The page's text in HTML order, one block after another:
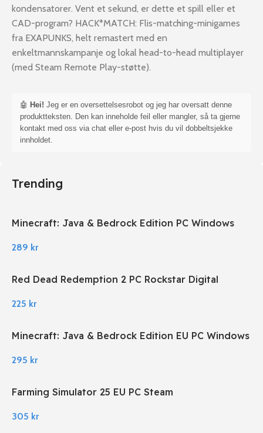
kondensatorer. Vent et sekund, er dette et spill eller et
CAD-program? HACK*MATCH: Flis-matching-minigames
fra EXAPUNKS, helt remastert med en
enkeltmannskampanje og lokal head-to-head multiplayer
(med Steam Remote Play-støtte).
🤖 Hei! Jeg er en oversettelsesrobot og jeg har oversatt denne
produktteksten. Den kan inneholde feil eller mangler, så ta gjerne
kontakt med oss via chat eller e-post hvis du vil dobbeltsjekke
innholdet.
Trending
Minecraft: Java & Bedrock Edition PC Windows
289 kr
Red Dead Redemption 2 PC Rockstar Digital
225 kr
Minecraft: Java & Bedrock Edition EU PC Windows
295 kr
Farming Simulator 25 EU PC Steam
305 kr